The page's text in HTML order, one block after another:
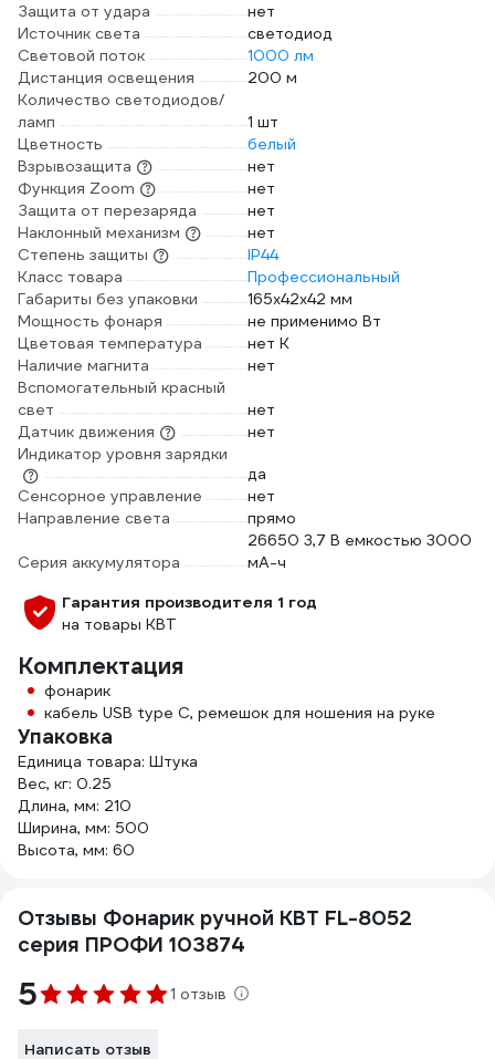
Защита от удара
нет
Источник света
светодиод
Световой поток
1000 лм
Дистанция освещения
200 м
Количество светодиодов/
ламп
1 шт
Цветность
белый
Взрывозащита
нет
Функция Zoom
нет
Защита от перезаряда
нет
Наклонный механизм
нет
Степень защиты
IP44
Класс товара
Профессиональный
Габариты без упаковки
165х42х42 мм
Мощность фонаря
не применимо Вт
Цветовая температура
нет К
Наличие магнита
нет
Вспомогательный красный
свет
нет
Датчик движения
нет
Индикатор уровня зарядки
да
Сенсорное управление
нет
Направление света
прямо
Серия аккумулятора
26650 3,7 В емкостью 3000
мА-ч
Гарантия производителя 1 год
на товары КВТ
Комплектация
фонарик
кабель USB type С, ремешок для ношения на руке
Упаковка
Единица товара: Штука
Вес, кг: 0.25
Длина, мм: 210
Ширина, мм: 500
Высота, мм: 60
Отзывы Фонарик ручной КВТ FL-8052
серия ПРОФИ 103874
5 1 отзыв
Написать отзыв